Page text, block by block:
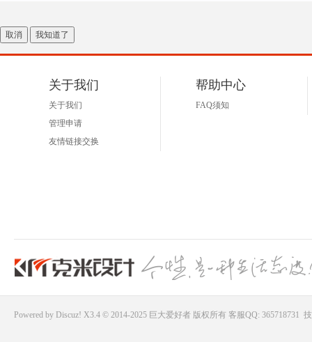
取消 我知道了
关于我们
关于我们
管理申请
友情链接交换
帮助中心
FAQ须知
Powered by Discuz! X3.4 © 2014-2025 巨大爱好者版权所有 客服QQ: 365718731